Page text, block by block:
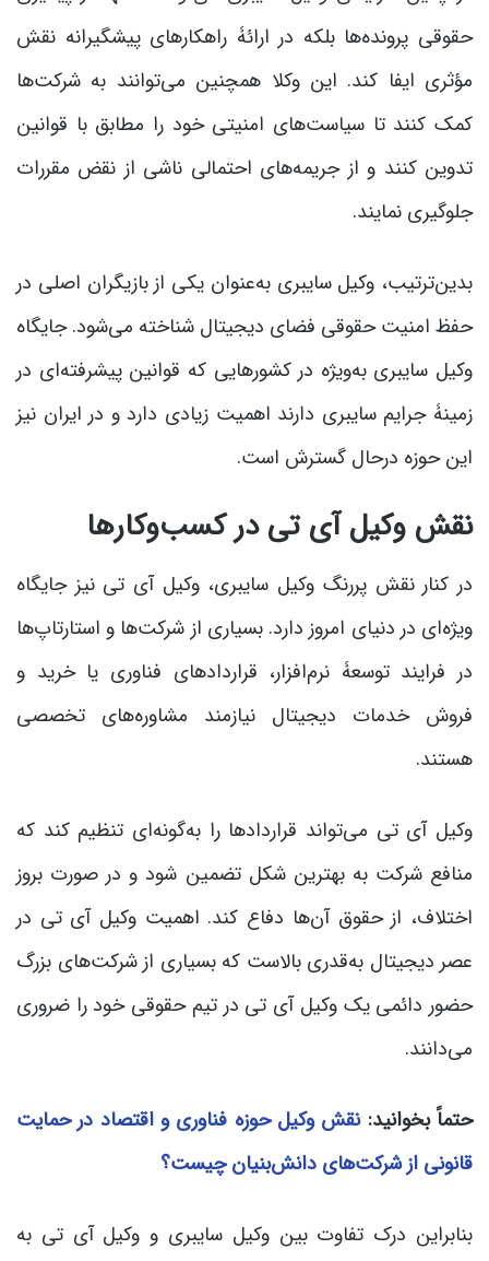
حقوقی پرونده‌ها بلکه در ارائۀ راهکارهای پیشگیرانه نقش
مؤثری ایفا کند. این وکلا همچنین می‌توانند به شرکت‌ها
کمک کنند تا سیاست‌های امنیتی خود را مطابق با قوانین
تدوین کنند و از جریمه‌های احتمالی ناشی از نقض مقررات
جلوگیری نمایند.
بدین‌ترتیب، وکیل سایبری به‌عنوان یکی از بازیگران اصلی در
حفظ امنیت حقوقی فضای دیجیتال شناخته می‌شود. جایگاه
وکیل سایبری به‌ویژه در کشورهایی که قوانین پیشرفته‌ای در
زمینۀ جرایم سایبری دارند اهمیت زیادی دارد و در ایران نیز
این حوزه درحال گسترش است.
نقش وکیل آی تی در کسب‌وکارها
در کنار نقش پررنگ وکیل سایبری، وکیل آی تی نیز جایگاه
ویژه‌ای در دنیای امروز دارد. بسیاری از شرکت‌ها و استارتاپ‌ها
در فرایند توسعۀ نرم‌افزار، قراردادهای فناوری یا خرید و
فروش خدمات دیجیتال نیازمند مشاوره‌های تخصصی
هستند.
وکیل آی تی می‌تواند قراردادها را به‌گونه‌ای تنظیم کند که
منافع شرکت به بهترین شکل تضمین شود و در صورت بروز
اختلاف، از حقوق آن‌ها دفاع کند. اهمیت وکیل آی تی در
عصر دیجیتال به‌قدری بالاست که بسیاری از شرکت‌های بزرگ
حضور دائمی یک وکیل آی تی در تیم حقوقی خود را ضروری
می‌دانند.
حتماً بخوانید:نقش وکیل حوزه فناوری و اقتصاد در حمایت‌
قانونی از شرکت‌های دانش‌بنیان چیست؟
بنابراین درک تفاوت بین وکیل سایبری و وکیل آی تی به